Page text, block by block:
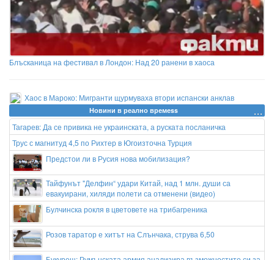
Блъсканица на фестивал в Лондон: Над 20 ранени в хаоса
Хаос в Мароко: Мигранти щурмуваха втори испански анклав
Новини в реално времеss
Тагарев: Да се привика не украинската, а руската посланичка
Трус с магнитуд 4,5 по Рихтер в Югоизточна Турция
Предстои ли в Русия нова мобилизация?
Тайфунът "Делфин“ удари Китай, над 1 млн. души са
евакуирани, хиляди полети са отменени (видео)
Булчинска рокля в цветовете на трибагреника
Розов таратор е хитът на Слънчака, струва 6,50